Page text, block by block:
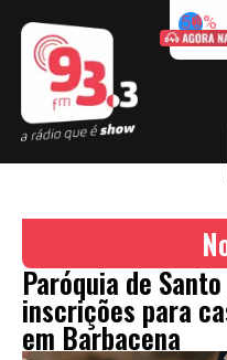
50%
Paróquia de
inscrições para
em Barbacena